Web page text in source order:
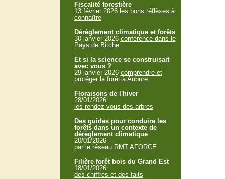
Fiscalité forestière
13 février 2026 les bons réflèxes à
connaître
Dérèglement climatique et forêts
30 janvier 2026 conférence dans le
Pays de Bitche
Et si la science se construisait
avec vous ?
29 janvier 2026 comprendre et
protéger la forêt à Aubure
Floraisons de l'hiver
28/01/2026
les rendez vous des arbres
Des guides pour conduire les
forêts dans un contexte de
dérèglement climatique
20/01/2026
par le réseau RMT AFORCE
Filière forêt bois du Grand Est
18/01/2026
des chiffres et des faits